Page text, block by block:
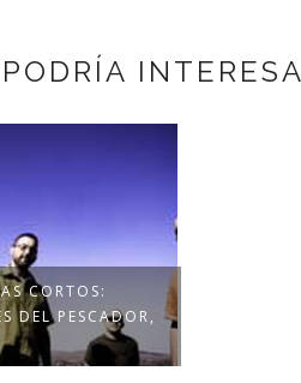
CORTOS:
DEL PESCADOR,